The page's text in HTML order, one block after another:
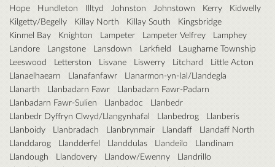
Hope
Hundleton Illtyd Johnston Johnstown Kerry
Kidwelly
Kilgetty/Begelly
Killay North Killay South
Kingsbridge
Kinmel Bay
Knighton Lampeter Lampeter Velfrey
Lamphey
Landore
Langstone Lansdown Larkfield
Laugharne Township
Leeswood
Letterston Lisvane Liswerry Litchard
Little Acton
Llanaelhaearn
Llanafanfawr
Llanarmon-yn-Ial/Llandegla
Llanarth
Llanbadarn Fawr
Llanbadarn Fawr-Padarn
Llanbadarn Fawr-Sulien
Llanbadoc
Llanbedr
Llanbedr Dyffryn Clwyd/Llangynhafal
Llanbedrog
Llanberis
Llanboidy
Llanbradach Llanbrynmair Llandaff
Llandaff North
Llanddarog
Llandderfel Llanddulas Llandeilo
Llandinam
Llandough
Llandovery Llandow/Ewenny
Llandrillo